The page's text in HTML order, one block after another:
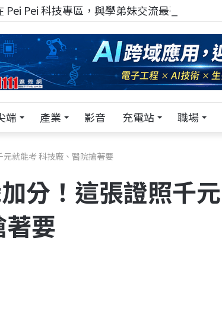
Pei 科技專區，與學弟妹交流最硬核的技術
端 產業 影音 充電站 職場
就能考 科技廠、醫院搶著要
分！這張證照千元
要